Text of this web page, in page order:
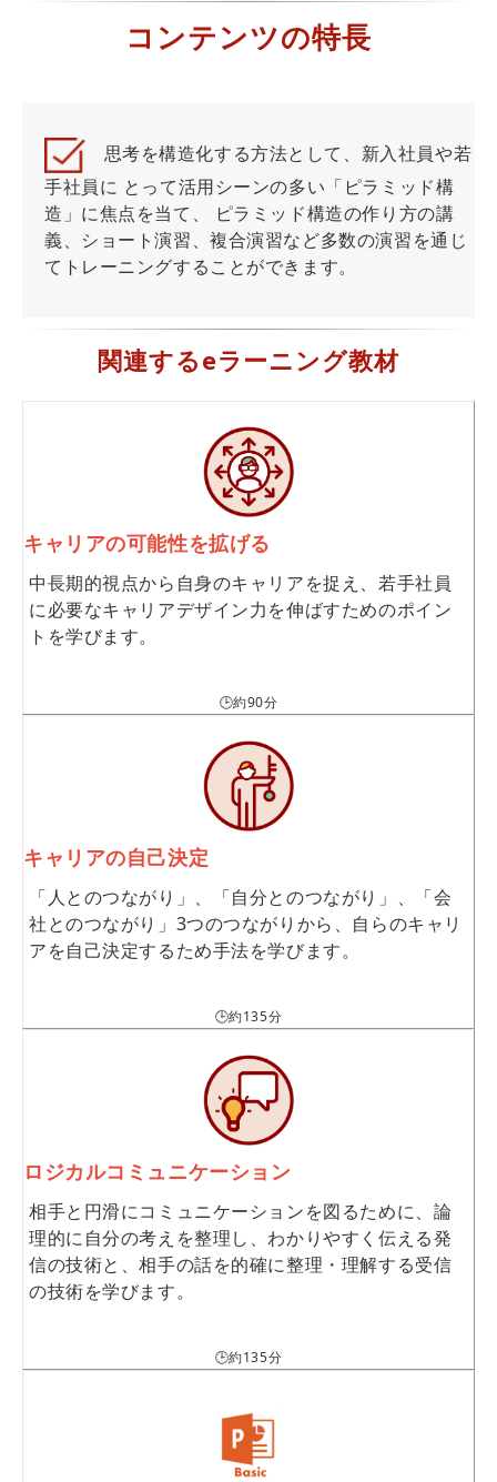
コンテンツの特長
思考を構造化する方法として、新入社員や若
手社員に とって活用シーンの多い「ピラミッド構
造」に焦点を当て、 ピラミッド構造の作り方の講
義、ショート演習、複合演習など多数の演習を通じ
てトレーニングすることができます。
関連するeラーニング教材
キャリアの可能性を拡げる
中長期的視点から自身のキャリアを捉え、若手社員
に必要なキャリアデザイン力を伸ばすためのポイン
トを学びます。
🕒約90分
キャリアの自己決定
「人とのつながり」、「自分とのつながり」、「会
社とのつながり」3つのつながりから、自らのキャリ
アを自己決定するため手法を学びます。
🕒約135分
ロジカルコミュニケーション
相手と円滑にコミュニケーションを図るために、論
理的に自分の考えを整理し、わかりやすく伝える発
信の技術と、相手の話を的確に整理・理解する受信
の技術を学びます。
🕒約135分